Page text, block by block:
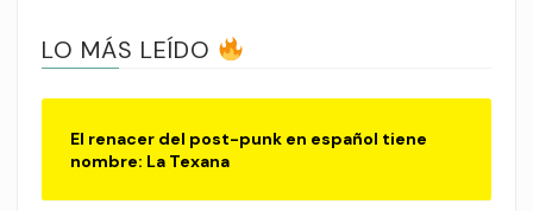
LO MÁS LEÍDO
El renacer del post-punk en español tiene
nombre: La Texana